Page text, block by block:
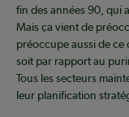
fin des années 90, qui
Mais ça vient de
préoccupe aussi de ce
soit par rapport au
Tous les secteurs
leur planification